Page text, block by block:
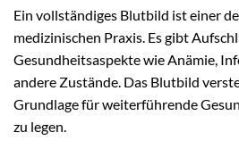
Ein vollständiges Blutbild ist einer
medizinischen Praxis. Es gibt
Gesundheitsaspekte wie Anämie,
andere Zustände. Das Blutbild
Grundlage für weiterführende
zu legen.